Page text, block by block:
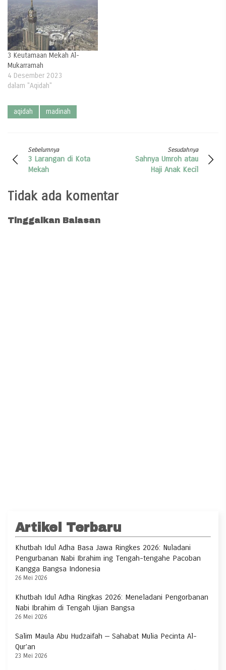
3 Keutamaan Mekah Al-
Mukarramah
4 Desember 2023
dalam "Aqidah"
aqidah madinah
Sebelumnya
3 Larangan di Kota
Mekah
Sesudahnya
Sahnya Umroh atau
Haji Anak Kecil
Tidak ada komentar
Tinggalkan Balasan
Artikel Terbaru
Khutbah Idul Adha Basa Jawa Ringkes 2026: Nuladani
Pengurbanan Nabi Ibrahim ing Tengah-tengahe Pacoban
Kangga Bangsa Indonesia
26 Mei 2026
Khutbah Idul Adha Ringkas 2026: Meneladani Pengorbanan
Nabi Ibrahim di Tengah Ujian Bangsa
26 Mei 2026
Salim Maula Abu Hudzaifah — Sahabat Mulia Pecinta Al-
Qur’an
23 Mei 2026